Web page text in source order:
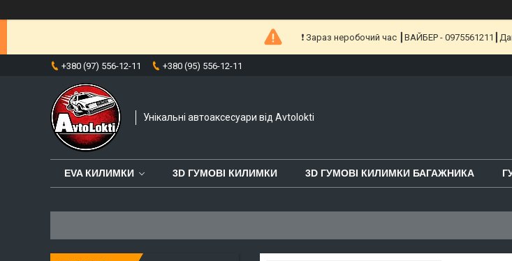
❗️ Зараз неробочий час ┃ВАЙБЕР -
+380 (97) 556-12-11 +380 (95) 556-12-11
Унікальні автоаксесуари від Avtolokti
EVA КИЛИМКИ 3D ГУМОВІ КИЛИМКИ 3D ГУМОВІ КИЛИМКИ БАГАЖНИКА